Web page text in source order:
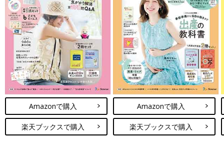
Amazonで購入
楽天ブックスで購入
Amazonで購入
楽天ブックスで購入